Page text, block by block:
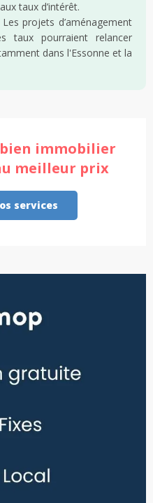
taux d’intérêt.
Les projets d’aménagement
taux pourraient relancer
dans l'Essonne et la
immobilier
meilleur prix
services